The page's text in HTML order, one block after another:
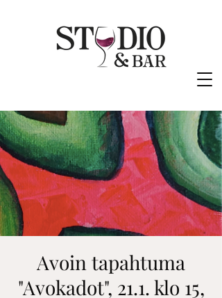
Avoin tapahtuma
"Avokadot", 21.1. klo 15,